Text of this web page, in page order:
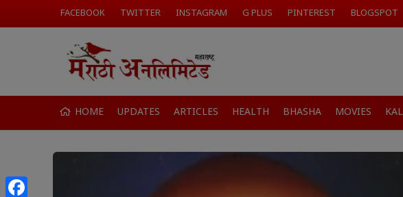
FACEBOOK TWITTER INSTAGRAM G PLUS PINTEREST BLOGSPOT
HOME UPDATES ARTICLES HEALTH BHASHA MOVIES